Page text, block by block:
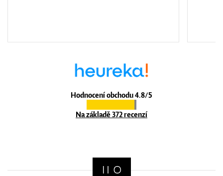
Hodnocení obchodu 4.8/5
Na základě 372 recenzí